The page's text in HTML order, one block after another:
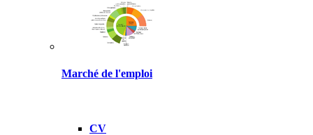
Marché de l'emploi
CV